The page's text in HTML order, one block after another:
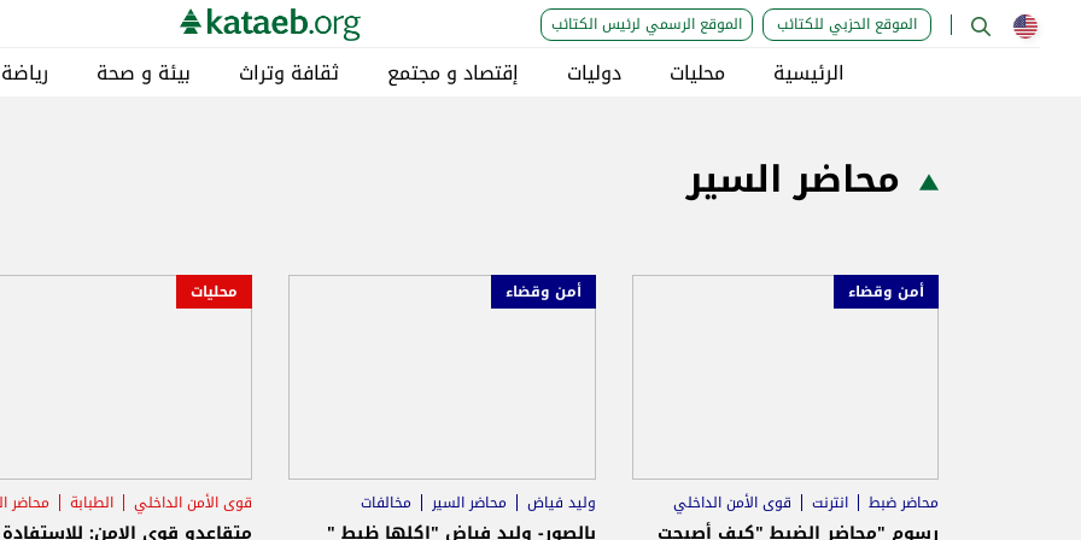
الموقع الحزبي للكتائب الموقع الرسمي لرئيس الكتائب
الرئيسية محليات دوليات إقتصاد و مجتمع ثقافة وتراث بيئة و صحة رياضة
محاضر السير
أمن وقضاء
محاضر ضبط انترنت قوى الأمن الداخلي
رسوم "محاضر الضبط "كيف أصبحت
أمن وقضاء
وليد فياض محاضر السير مخالفات
بالصور- وليد فياض "اكلها ظبط "
محليات
قوى الأمن الداخلي الطبابة محاضر
متقاعدو قوى الامن: